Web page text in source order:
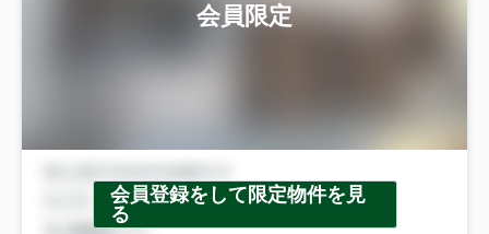
会員限定
会員登録をして限定物件を見
る